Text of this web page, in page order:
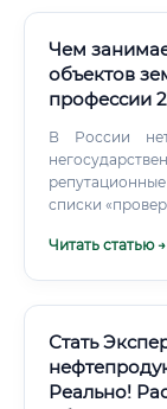
Чем
объектов
профессии
В России нет
списки
сообществе
Читать статью →
Стать
Реально!